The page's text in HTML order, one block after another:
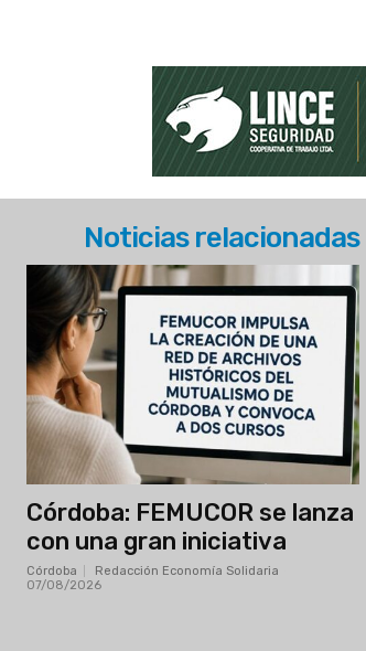
Noticias relacionadas
Córdoba: FEMUCOR se lanza
con una gran iniciativa
Córdoba Redacción Economía Solidaria
07/08/2026